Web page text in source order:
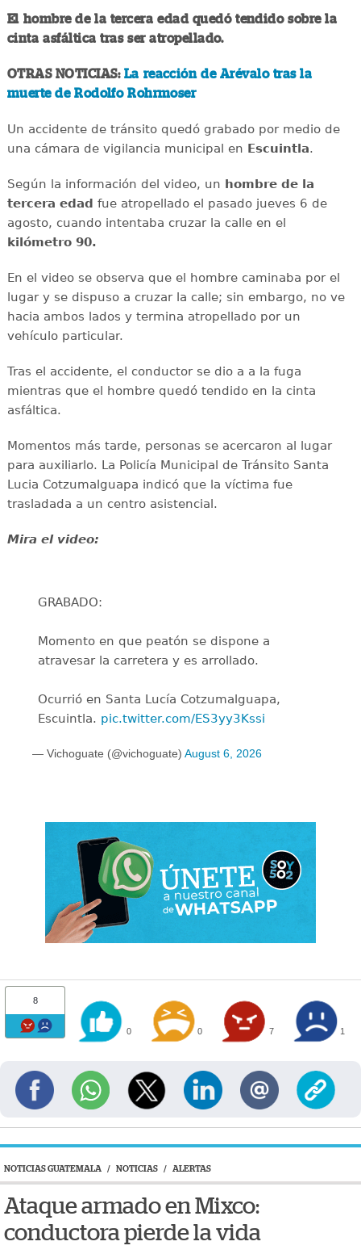
El hombre de la tercera edad quedó tendido sobre la
cinta asfáltica tras ser atropellado.
OTRAS NOTICIAS: La reacción de Arévalo tras la
muerte de Rodolfo Rohrmoser
Un accidente de tránsito quedó grabado por medio de
una cámara de vigilancia municipal en Escuintla.
Según la información del video, un hombre de la
tercera edad fue atropellado el pasado jueves 6 de
agosto, cuando intentaba cruzar la calle en el
kilómetro 90.
En el video se observa que el hombre caminaba por el
lugar y se dispuso a cruzar la calle; sin embargo, no ve
hacia ambos lados y termina atropellado por un
vehículo particular.
Tras el accidente, el conductor se dio a a la fuga
mientras que el hombre quedó tendido en la cinta
asfáltica.
Momentos más tarde, personas se acercaron al lugar
para auxiliarlo. La Policía Municipal de Tránsito Santa
Lucia Cotzumalguapa indicó que la víctima fue
trasladada a un centro asistencial.
Mira el video:
GRABADO:
Momento en que peatón se dispone a
atravesar la carretera y es arrollado.
Ocurrió en Santa Lucía Cotzumalguapa,
Escuintla. pic.twitter.com/ES3yy3Kssi
— Vichoguate (@vichoguate) August 6, 2026
8
0 0 7 1
NOTICIAS GUATEMALA / NOTICIAS / ALERTAS
Ataque armado en Mixco:
conductora pierde la vida